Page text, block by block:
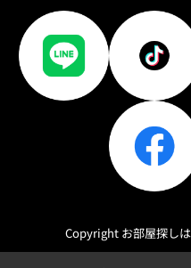
Copyright お部屋探し